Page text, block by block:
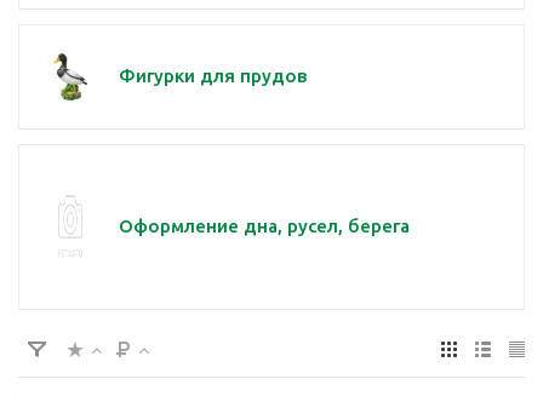
Фигурки для прудов
Оформление дна, русел, берега